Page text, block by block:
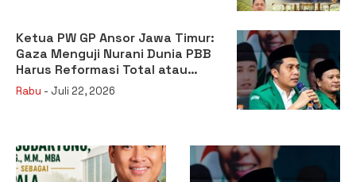
Ketua PW GP Ansor Jawa Timur:
Gaza Menguji Nurani Dunia PBB
Harus Reformasi Total atau
Kehilangan Legitimasi
Rabu - Juli 22, 2026